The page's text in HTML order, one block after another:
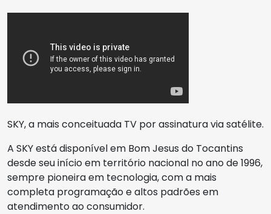
SKY, a mais conceituada TV por assinatura via satélite.
A SKY está disponível em Bom Jesus do Tocantins
desde seu início em território nacional no ano de 1996,
sempre pioneira em tecnologia, com a mais
completa programação e altos padrões em
atendimento ao consumidor.